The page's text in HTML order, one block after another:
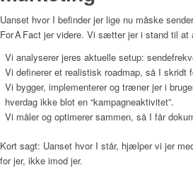
Uanset hvor I befinder jer lige nu måske
For A Fact jer videre. Vi sætter jer i stand til
Vi analyserer jeres aktuelle setup:
Vi definerer et realistisk roadmap, så I
Vi bygger, implementerer og træner jer i
hverdag ikke blot en “kampagneaktivitet”.
Vi måler og optimerer sammen, så I får
Kort sagt: Uanset hvor I står, hjælper vi jer
for jer, ikke imod jer.